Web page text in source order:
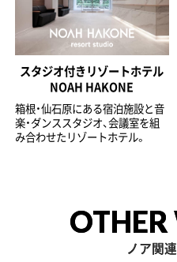
スタジオ付きリゾートホテル
NOAH HAKONE
箱根・仙石原にある宿泊施設と音
楽・ダンススタジオ、会議室を組
み合わせたリゾートホテル。
ノア関